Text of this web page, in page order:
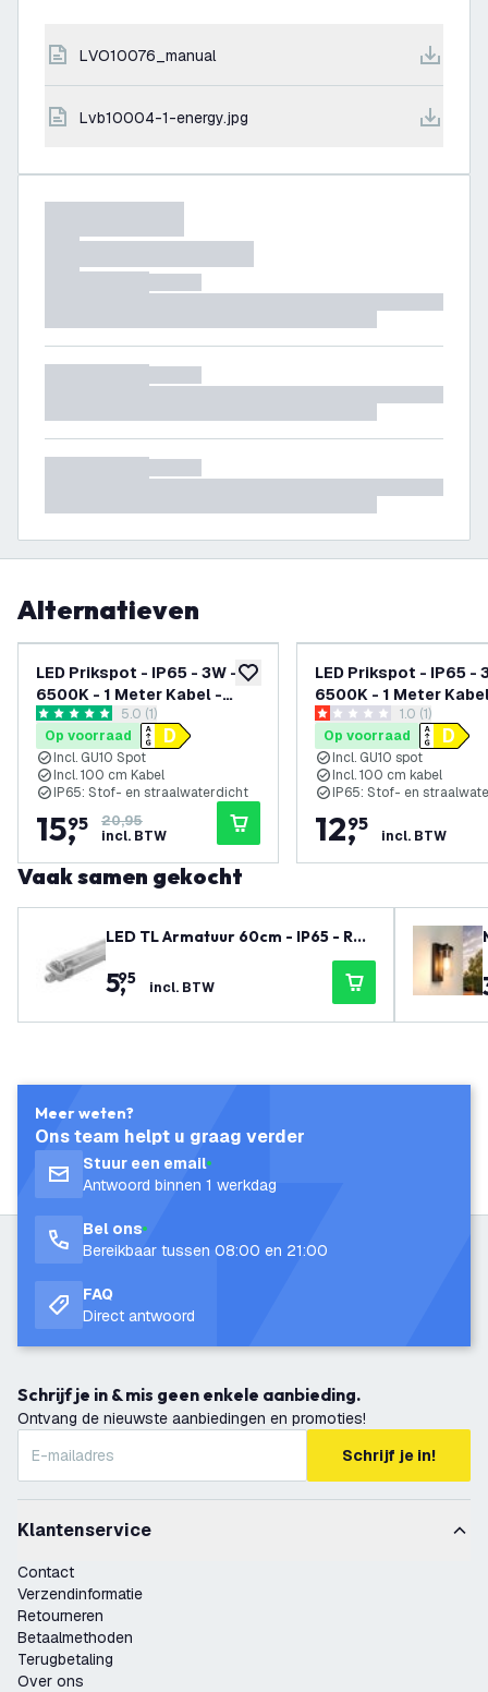
LVO10076_manual
lvb10004-1-energy.jpg
Alternatieven
toevoegen aan verlanglijst
LED Prikspot - IP65 - 3W -
6500K - 1 Meter Kabel -
Zwart
reviews drawer openen
5 score sterren5.0 (1)
Op voorraad
Incl. GU10 Spot
Incl. 100 cm Kabel
IP65: Stof- en straalwaterdicht
15,
95
20,95
incl. BTW
LED Prikspot - IP65 -
6500K - 1 Meter
Aluminiumreviews
1 score sterren1.0 (1)
Op voorraad
Incl. GU10 spot
Incl. 100 cm kabel
IP65: Stof- en
12,
95
incl. BTW
Vaak samen gekocht
LED TL Armatuur 60cm - IP65 - RVS
5,
95 incl. BTW
Meer weten?
Ons team helpt u graag verder
Stuur een email
Antwoord binnen 1 werkdag
Bel ons
Bereikbaar tussen 08:00 en 21:00
FAQ
Direct antwoord
Schrijf je in & mis geen enkele aanbieding.
Ontvang de nieuwste aanbiedingen en promoties!
Schrijf je in!
Klantenservice
Contact
Verzendinformatie
Retourneren
Betaalmethoden
Terugbetaling
Over ons